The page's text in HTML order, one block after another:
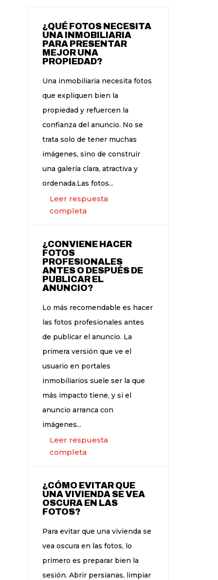
¿QUÉ FOTOS NECESITA
UNA INMOBILIARIA
PARA PRESENTAR
MEJOR UNA
PROPIEDAD?
Una inmobiliaria necesita fotos
que expliquen bien la
propiedad y refuercen la
confianza del anuncio. No se
trata solo de tener muchas
imágenes, sino de construir
una galería clara, atractiva y
ordenada.Las fotos...
Leer respuesta
completa
¿CONVIENE HACER
FOTOS
PROFESIONALES
ANTES O DESPUÉS DE
PUBLICAR EL
ANUNCIO?
Lo más recomendable es hacer
las fotos profesionales antes
de publicar el anuncio. La
primera versión que ve el
usuario en portales
inmobiliarios suele ser la que
más impacto tiene, y si el
anuncio arranca con
imágenes...
Leer respuesta
completa
¿CÓMO EVITAR QUE
UNA VIVIENDA SE VEA
OSCURA EN LAS
FOTOS?
Para evitar que una vivienda se
vea oscura en las fotos, lo
primero es preparar bien la
sesión. Abrir persianas, limpiar